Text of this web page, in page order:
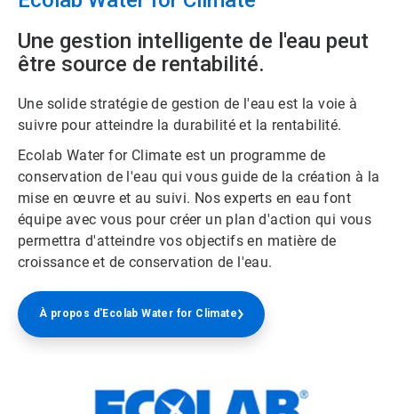
Une gestion intelligente de l'eau peut
être source de rentabilité.
Une solide stratégie de gestion de l'eau est la voie à
suivre pour atteindre la durabilité et la rentabilité.
Ecolab Water for Climate est un programme de
conservation de l'eau qui vous guide de la création à la
mise en œuvre et au suivi. Nos experts en eau font
équipe avec vous pour créer un plan d'action qui vous
permettra d'atteindre vos objectifs en matière de
croissance et de conservation de l'eau.
À propos d'Ecolab Water for Climate